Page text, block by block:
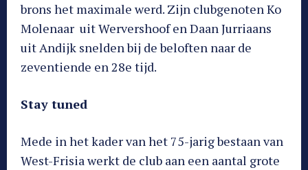
brons het maximale werd. Zijn clubgenoten Ko
Molenaar uit Wervershoof en Daan Jurriaans
uit Andijk snelden bij de beloften naar de
zeventiende en 28e tijd.
Stay tuned
Mede in het kader van het 75-jarig bestaan van
West-Frisia werkt de club aan een aantal grote